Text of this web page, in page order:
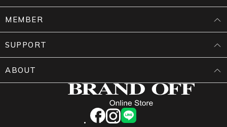
facebookinstagram
LINE
MEMBER
SUPPORT
ABOUT